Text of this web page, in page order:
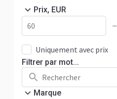
Prix, EUR
—
Uniquement avec prix
Filtrer par mot...
Marque